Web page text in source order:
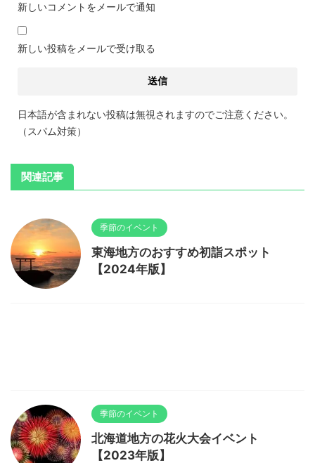
新しいコメントをメールで通知
新しい投稿をメールで受け取る
日本語が含まれない投稿は無視されますのでご注意ください。
（スパム対策）
関連記事
季節のイベント
東海地方のおすすめ初詣スポット
【2024年版】
季節のイベント
北海道地方の花火大会イベント
【2023年版】